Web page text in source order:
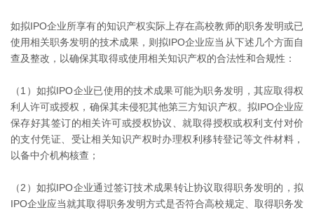
如拟IPO企业所享有的知识产权实际上存在高校教师的职务发明或已
使用相关职务发明的技术成果，则拟IPO企业应当从下述几个方面自
查及整改，以确保其取得或使用相关知识产权的合法性和合规性：
（1）如拟IPO企业已使用的技术成果可能为职务发明，其应取得权
利人许可或授权，确保其未侵犯其他第三方知识产权。拟IPO企业应
保存好其签订的相关许可或授权协议、就取得授权或权利支付对价
的支付凭证、受让相关知识产权时办理权利移转登记等文件材料，
以备中介机构核查；
（2）如拟IPO企业通过签订技术成果转让协议取得职务发明的，拟
IPO企业应当就其取得职务发明方式是否符合高校规定、取得职务发